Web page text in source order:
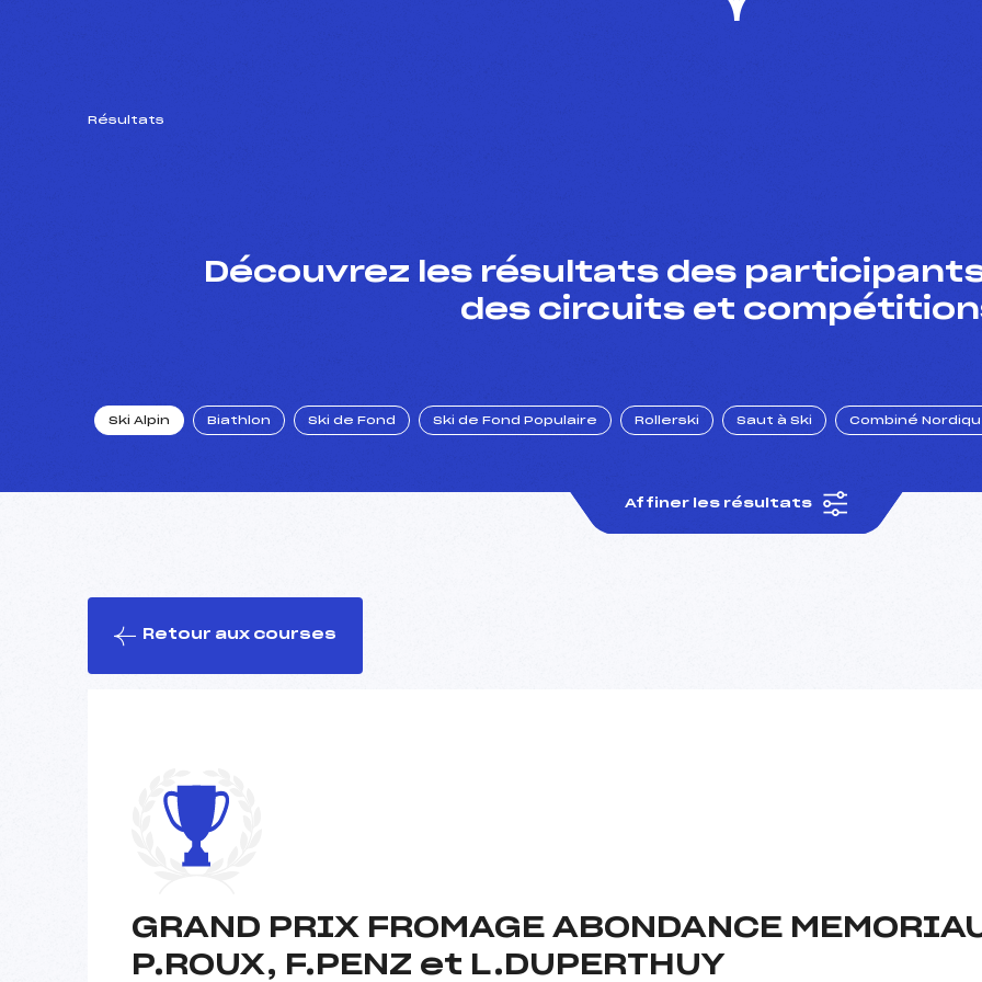
Résultats
Découvrez les résultats des participants
des circuits et
Ski Alpin Biathlon Ski de Fond Ski de Fond Populaire Rollerski Saut à Ski Combiné
Affiner les résultats
Retour aux courses
GRAND PRIX FROMAGE ABONDANCE
P.ROUX, F.PENZ et L.DUPERTHUY